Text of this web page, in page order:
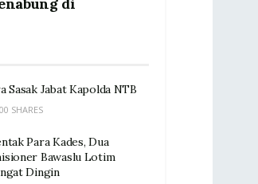
Sasak Jabat Kapolda NTB
SHARES
Para Kades, Dua
Bawaslu Lotim
Dingin